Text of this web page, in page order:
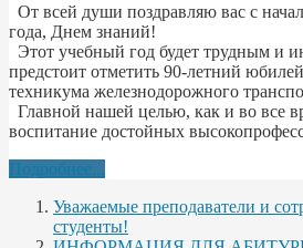
От всей души поздравляю вас с
года, Днем знаний!
Этот учебный год будет трудным и
предстоит отметить 90-летний
техникума железнодорожного
Главной нашей целью, как и во все
воспитание достойных
Подробнее...
Уважаемые преподаватели и
студенты!